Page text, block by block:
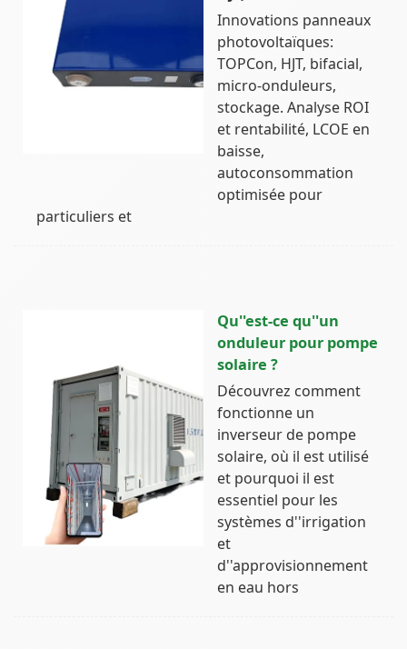
Innovations panneaux
photovoltaïques:
TOPCon, HJT, bifacial,
micro‑onduleurs,
stockage. Analyse ROI
et rentabilité, LCOE en
baisse,
autoconsommation
optimisée pour
particuliers et
Qu''est-ce qu''un
onduleur pour pompe
solaire ?
Découvrez comment
fonctionne un
inverseur de pompe
solaire, où il est utilisé
et pourquoi il est
essentiel pour les
systèmes d''irrigation
et
d''approvisionnement
en eau hors